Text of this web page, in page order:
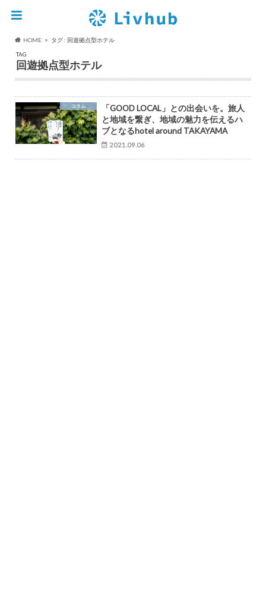
HOME
タグ : 回遊拠点型ホテル
TAG
回遊拠点型ホテル
コラム
「GOOD LOCAL」との出会いを。旅人
と地域を繋ぎ、地域の魅力を伝えるハ
ブとなるhotel around TAKAYAMA
2021.09.06